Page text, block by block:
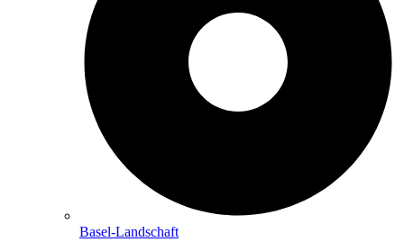
Basel-Landschaft